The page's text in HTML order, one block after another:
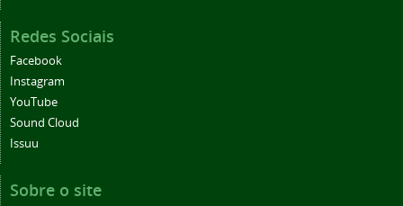
Redes Sociais
Facebook
Instagram
YouTube
Sound Cloud
Issuu
Sobre o site